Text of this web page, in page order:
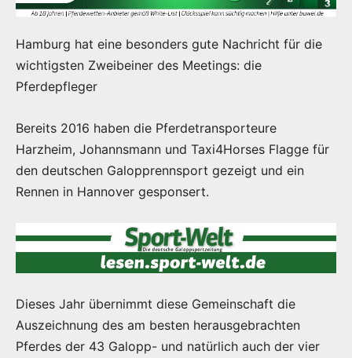
Hamburg hat eine besonders gute Nachricht für die
wichtigsten Zweibeiner des Meetings: die
Pferdepfleger
Bereits 2016 haben die Pferdetransporteure
Harzheim, Johannsmann und Taxi4Horses Flagge für
den deutschen Galopprennsport gezeigt und ein
Rennen in Hannover gesponsert.
Dieses Jahr übernimmt diese Gemeinschaft die
Auszeichnung des am besten herausgebrachten
Pferdes der 43 Galopp- und natürlich auch der vier